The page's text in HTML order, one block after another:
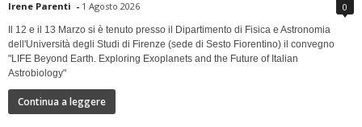
Irene Parenti - 1 Agosto 2026 0
Il 12 e il 13 Marzo si è tenuto presso il Dipartimento di Fisica e Astronomia
dell'Università degli Studi di Firenze (sede di Sesto Fiorentino) il convegno
"LIFE Beyond Earth. Exploring Exoplanets and the Future of Italian
Astrobiology"
Continua a leggere